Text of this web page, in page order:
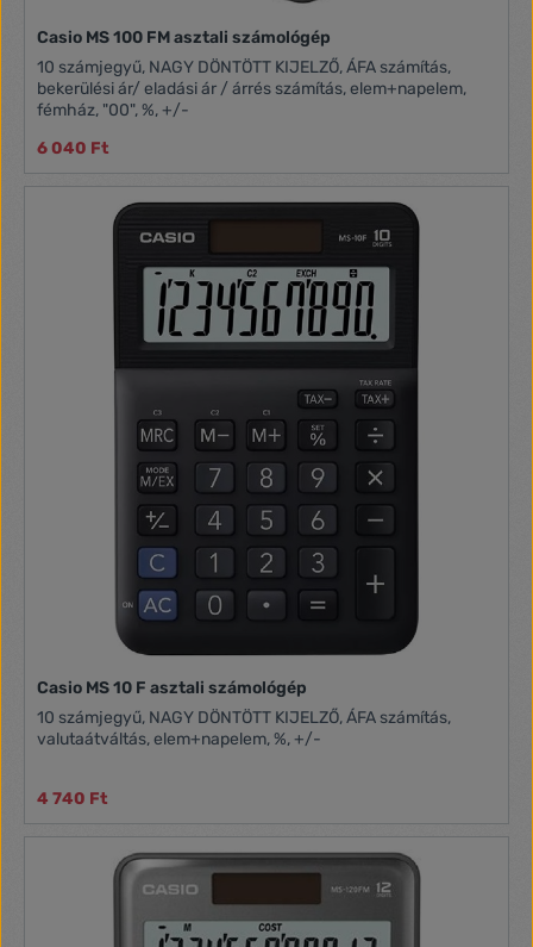
Casio MS 100 FM asztali számológép
10 számjegyű, NAGY DÖNTÖTT KIJELZŐ, ÁFA számítás,
bekerülési ár/ eladási ár / árrés számítás, elem+napelem,
fémház, "00", %, +/-
6 040 Ft
Casio MS 10 F asztali számológép
10 számjegyű, NAGY DÖNTÖTT KIJELZŐ, ÁFA számítás,
valutaátváltás, elem+napelem, %, +/-
4 740 Ft